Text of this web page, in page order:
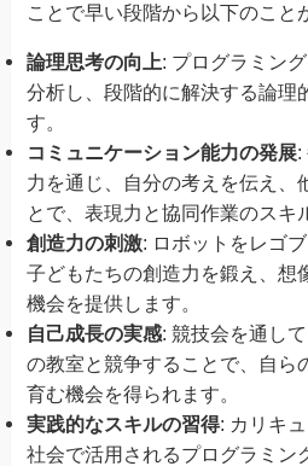
ことで早い段階から以下のこと
論理思考の向上: プログラミン
分析し、段階的に解決する論理
す。
コミュニケーション能力の発展:
力を通じ、自分の考えを伝え、
とで、表現力と協同作業のスキ
創造力の刺激: ロボットをレゴ
子どもたちの創造力を鍛え、想
機会を提供します。
自己成長の実感: 競技会を通し
の教室と競争することで、自ら
育む機会を得られます。
実践的なスキルの習得: カリキ
社会で活用されるプログラミン